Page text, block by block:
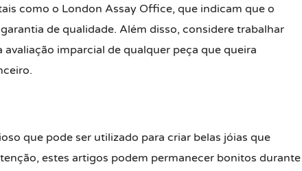
como o London Assay Office, que indicam que o
de qualidade. Além disso, considere trabalhar
imparcial de qualquer peça que queira
que pode ser utilizado para criar belas jóias que
estes artigos podem permanecer bonitos durante